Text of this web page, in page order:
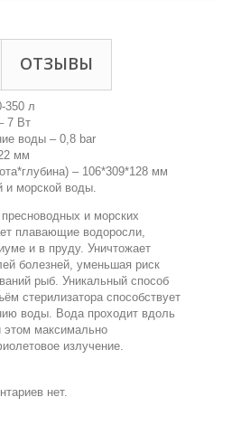
ОТЗЫВЫ
350 л
7 Вт
воды – 0,8 bar
мм
– 106*309*128 мм
и морской воды.
и морских
плавающие водоросли,
и в пруду. Уничтожает
болезней, уменьшая риск
рыб. Уникальный способ
стерилизатора способствует
воды. Вода проходит вдоль
этом максимально
излучение.
нет.